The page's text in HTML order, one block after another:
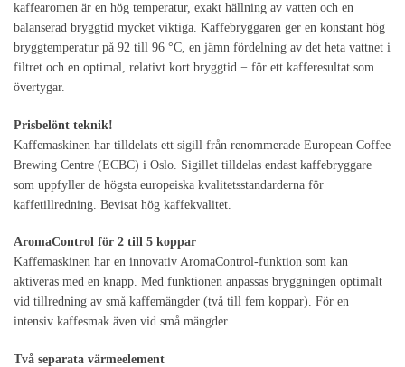
kaffearomen är en hög temperatur, exakt hällning av vatten och en
balanserad bryggtid mycket viktiga. Kaffebryggaren ger en konstant hög
bryggtemperatur på 92 till 96 °C, en jämn fördelning av det heta vattnet i
filtret och en optimal, relativt kort bryggtid − för ett kafferesultat som
övertygar.
Prisbelönt teknik!
Kaffemaskinen har tilldelats ett sigill från renommerade European Coffee
Brewing Centre (ECBC) i Oslo. Sigillet tilldelas endast kaffebryggare
som uppfyller de högsta europeiska kvalitetsstandarderna för
kaffetillredning. Bevisat hög kaffekvalitet.
AromaControl för 2 till 5 koppar
Kaffemaskinen har en innovativ AromaControl-funktion som kan
aktiveras med en knapp. Med funktionen anpassas bryggningen optimalt
vid tillredning av små kaffemängder (två till fem koppar). För en
intensiv kaffesmak även vid små mängder.
Två separata värmeelement